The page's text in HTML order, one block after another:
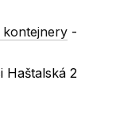
kontejnery -
Haštalská 2